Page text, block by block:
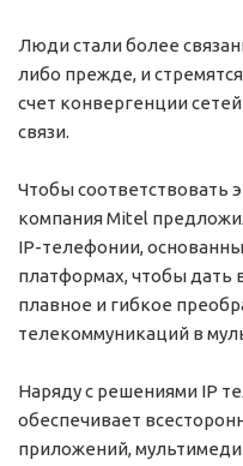
Люди стали более
либо прежде, и
счет конвергенции
связи.
Чтобы соответствовать
компания Mitel
IP-телефонии,
платформах, чтобы дать
плавное и гибкое
телекоммуникаций в
Наряду с решениями IP
обеспечивает
приложений,